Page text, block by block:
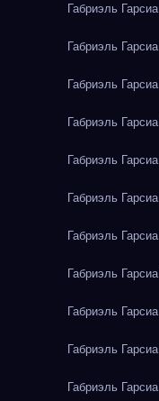
Габриэль
Габриэль
Габриэль
Габриэль
Габриэль
Габриэль
Габриэль
Габриэль
Габриэль
Габриэль
Габриэль